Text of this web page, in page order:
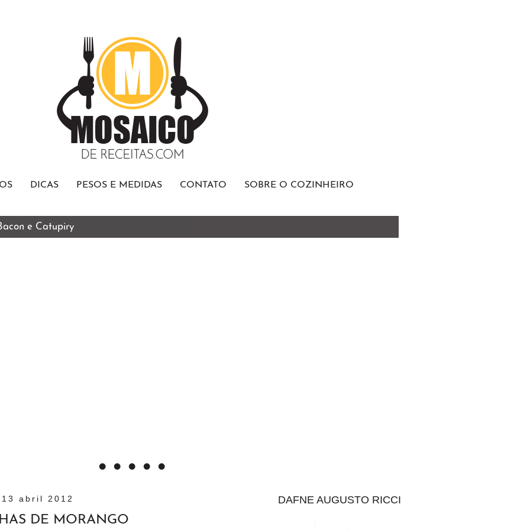
DICAS PESOS E MEDIDAS CONTATO SOBRE O COZINHEIRO
e Catupiry
13 abril 2012
DE MORANGO
DAFNE AUGUSTO RICCI